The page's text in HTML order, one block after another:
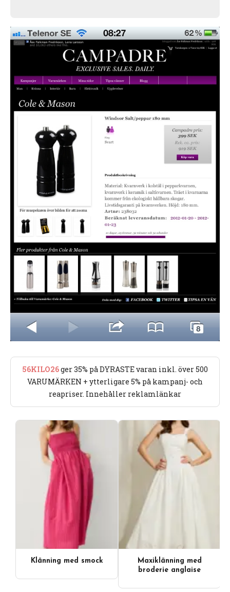
56KILO26ger 35% på DYRASTE varan inkl. över 500
VARUMÄRKEN + ytterligare 5% på kampanj- och
reapriser. Innehåller reklamlänkar
Klänning med smock
Maxiklänning med
broderie anglaise